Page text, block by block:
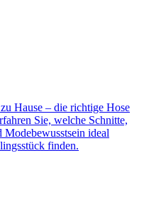
Hause – die richtige Hose
Sie, welche Schnitte,
ideal
finden.